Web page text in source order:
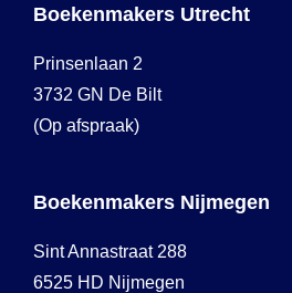
Boekenmakers Utrecht
Prinsenlaan 2
3732 GN De Bilt
(Op afspraak)
Boekenmakers Nijmegen
Sint Annastraat 288
6525 HD Nijmegen